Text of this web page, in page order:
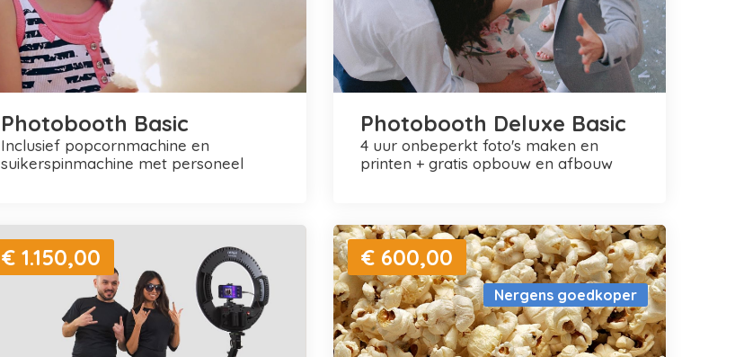
Photobooth Basic
inclusief popcornmachine en
suikerspinmachine met personeel
Photobooth Deluxe Basic
4 uur onbeperkt foto's maken en
printen + gratis opbouw en afbouw
€ 1.150,00
Nergens goedkoper
€ 600,00